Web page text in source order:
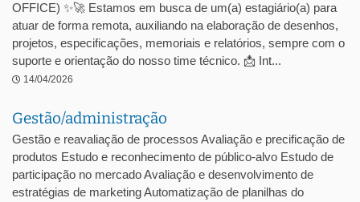
OFFICE) ✨🚀 Estamos em busca de um(a) estagiário(a) para
atuar de forma remota, auxiliando na elaboração de desenhos,
projetos, especificações, memoriais e relatórios, sempre com o
suporte e orientação do nosso time técnico. 📩 Int...
14/04/2026
Gestão/administração
Gestão e reavaliação de processos Avaliação e precificação de
produtos Estudo e reconhecimento de público-alvo Estudo de
participação no mercado Avaliação e desenvolvimento de
estratégias de marketing Automatização de planilhas do